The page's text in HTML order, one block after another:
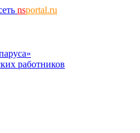
nsportal.ru
работников